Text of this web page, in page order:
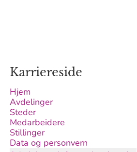
Karriereside
Hjem
Avdelinger
Steder
Medarbeidere
Stillinger
Data og personvern